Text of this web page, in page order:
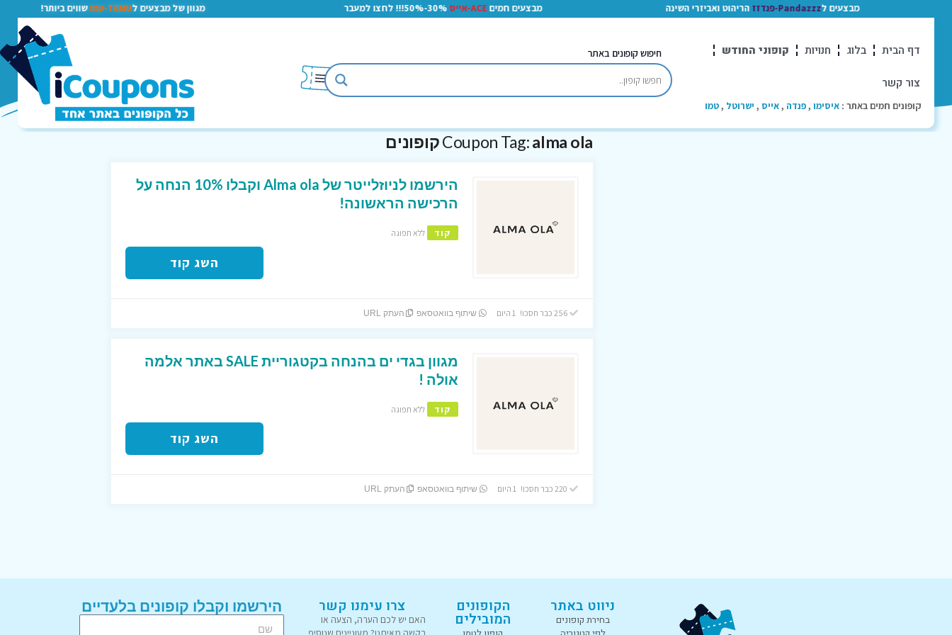
מבצעים לPandazzz-פנדזז הריהוט ואביזרי השינה מבצעים חמיםACE-אייס 30%-50%!!! לחצו למעבר מגוון של מבצעים לTEMU-טמו שווים ביותר!
דף הבית בלוג חנויות קופוני החודש
צור קשר
קופונים חמים באתר : איסימו ,פנדה ,אייס , ישרוטל ,טמו
חיפוש קופונים באתר
Coupon Tag:alma ola קופונים
הירשמו לניוזלייטר של Alma ola וקבלו 10% הנחה על
הרכישה הראשונה!
קוד ללא תפוגה
השג קוד
256 כבר חסכו! 1 היום שיתוף בוואטסאפ העתק URL
מגוון בגדי ים בהנחה בקטגוריית SALE באתר אלמה
אולה !
קוד ללא תפוגה
השג קוד
שיתוף בוואטסאפ העתק URL
ניווט באתר
בחירת קופונים
הקופונים
המובילים
צרו עימנו קשר
האם יש לכם הערה, הצעה או
הירשמו וקבלו קופונים בלעדיים